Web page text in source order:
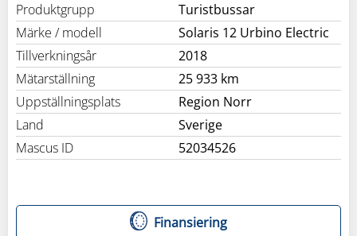
Produktgrupp
Turistbussar
Märke / modell
Solaris 12 Urbino Electric
Tillverkningsår
2018
Mätarställning
25 933 km
Uppställningsplats
Region Norr
Land
Sverige
Mascus ID
52034526
Finansiering